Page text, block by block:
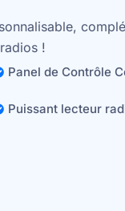
!
Panel de Contrôle
Puissant lecteur